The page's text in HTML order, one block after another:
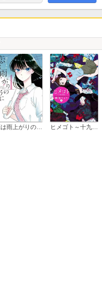
ヒメゴト～十九歳の制服～